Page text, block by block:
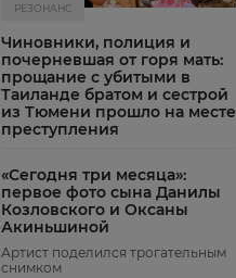
РЕЗОНАНС
Чиновники, полиция и
почерневшая от горя мать:
прощание с убитыми в
Таиланде братом и сестрой
из Тюмени прошло на месте
преступления
«Сегодня три месяца»:
первое фото сына Данилы
Козловского и Оксаны
Акиньшиной
Артист поделился трогательным
снимком